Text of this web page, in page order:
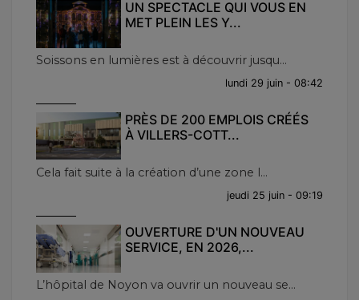
UN SPECTACLE QUI VOUS EN
MET PLEIN LES Y...
Soissons en lumières est à découvrir jusqu...
lundi 29 juin - 08:42
PRÈS DE 200 EMPLOIS CRÉÉS
À VILLERS-COTT...
Cela fait suite à la création d’une zone l...
jeudi 25 juin - 09:19
OUVERTURE D'UN NOUVEAU
SERVICE, EN 2026,...
L’hôpital de Noyon va ouvrir un nouveau se...